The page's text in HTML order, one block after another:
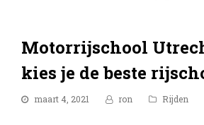
Motorrijschool
kies je de beste
maart 4, 2021 ron Rijden